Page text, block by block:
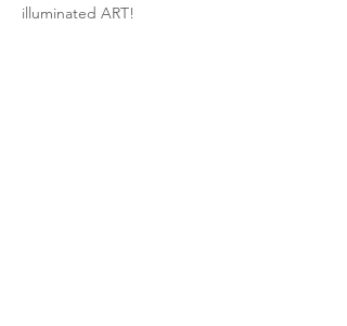
illuminated ART!